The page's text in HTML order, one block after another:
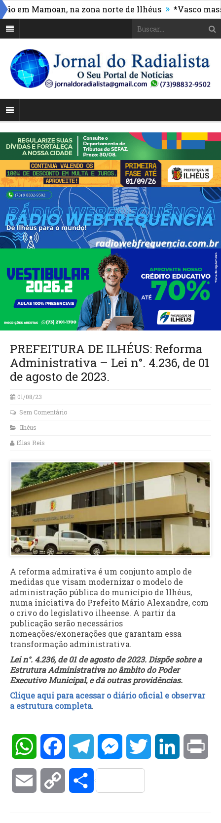
Mamoan, na zona norte de Ilhéus » *Vasco
PREFEITURA DE ILHÉUS: Reforma
Administrativa – Lei n°. 4.236, de 01
de agosto de 2023.
01/08/23
Sem Comentário
Ilhéus
Elias Reis
A reforma admirativa é um conjunto amplo de
medidas que visam modernizar o modelo de
administração pública do município de Ilhéus,
numa iniciativa do Prefeito Mário Alexandre, com
o crivo do legislativo ilheense. A partir da
publicação serão necessários
nomeações/exonerações que garantam essa
transformação administrativa.
Lei n°. 4.236, de 01 de agosto de 2023. Dispõe sobre a
Estrutura Administrativa no âmbito do Poder
Executivo Municipal, e dá outras providências.
Clique aqui para acessar o diário oficial e observar
a estrutura completa.
WhatsAppFacebookTelegramMessengerTwitter LinkedIn
Email Copy Compartilhar